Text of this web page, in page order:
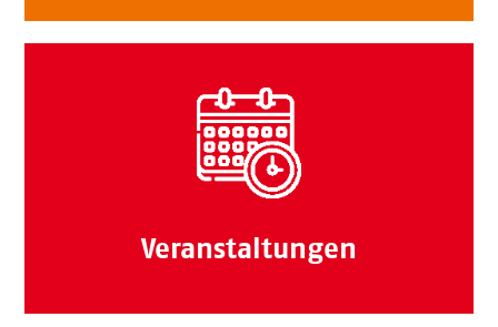
Veranstaltungen